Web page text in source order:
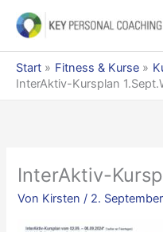
Inhalt
Start Fitness & Kurse
InterAktiv-Kursplan
InterAktiv-
Von Kirsten/ 2.